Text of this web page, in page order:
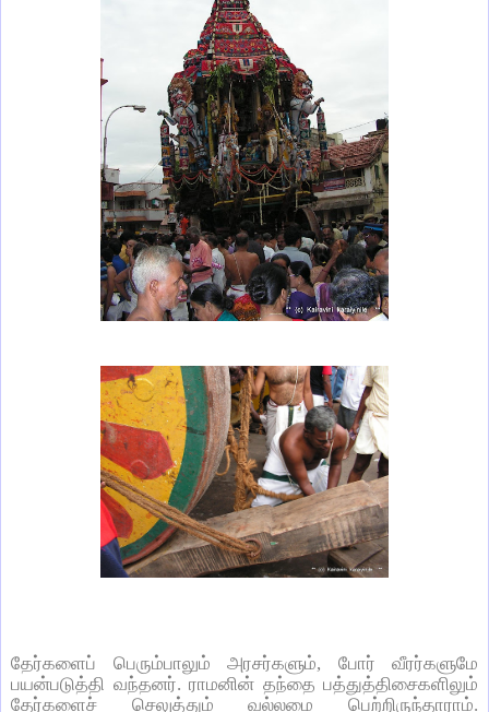
தேர்களைப் பெரும்பாலும் அரசர்களும், போர் வீரர்களுமே
பயன்படுத்தி வந்தனர். ராமனின் தந்தை பத்துத்திசைகளிலும்
தேர்களைச் செலுத்தும் வல்லமை பெற்றிருந்தாராம்.